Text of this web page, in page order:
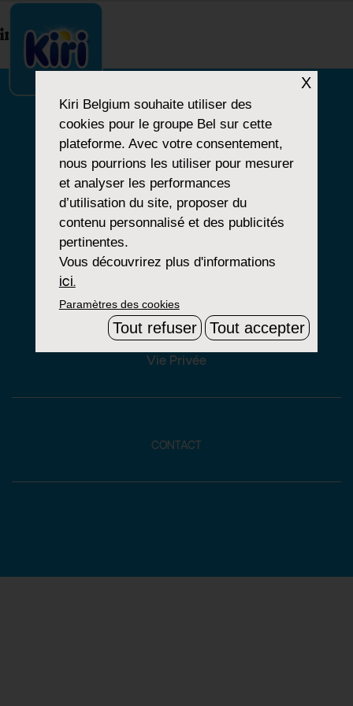
index.php
NOTRE HISTOIRE
NOS PRODUITS
NOS ENGAGEMENTS
Mentions Légales
Groupe Bel
Vie Privée
CONTACT
X
Kiri Belgium souhaite utiliser des
cookies pour le groupe Bel sur cette
plateforme. Avec votre consentement,
nous pourrions les utiliser pour mesurer
et analyser les performances
d’utilisation du site, proposer du
contenu personnalisé et des publicités
pertinentes.
Vous découvrirez plus d'informations
ici.
Paramètres des cookies
Tout refuser Tout accepter